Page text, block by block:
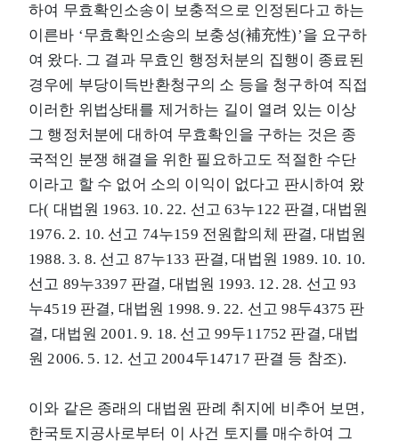
하여 무효확인소송이 보충적으로 인정된다고 하는
이른바 ‘무효확인소송의 보충성(補充性)’을 요구하
여 왔다. 그 결과 무효인 행정처분의 집행이 종료된
경우에 부당이득반환청구의 소 등을 청구하여 직접
이러한 위법상태를 제거하는 길이 열려 있는 이상
그 행정처분에 대하여 무효확인을 구하는 것은 종
국적인 분쟁 해결을 위한 필요하고도 적절한 수단
이라고 할 수 없어 소의 이익이 없다고 판시하여 왔
다( 대법원 1963. 10. 22. 선고 63누122 판결, 대법원
1976. 2. 10. 선고 74누159 전원합의체 판결, 대법원
1988. 3. 8. 선고 87누133 판결, 대법원 1989. 10. 10.
선고 89누3397 판결, 대법원 1993. 12. 28. 선고 93
누4519 판결, 대법원 1998. 9. 22. 선고 98두4375 판
결, 대법원 2001. 9. 18. 선고 99두11752 판결, 대법
원 2006. 5. 12. 선고 2004두14717 판결 등 참조).
이와 같은 종래의 대법원 판례 취지에 비추어 보면,
한국토지공사로부터 이 사건 토지를 매수하여 그